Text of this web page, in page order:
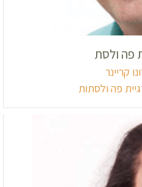
פה ולסת
קריינר
פה ולסתות